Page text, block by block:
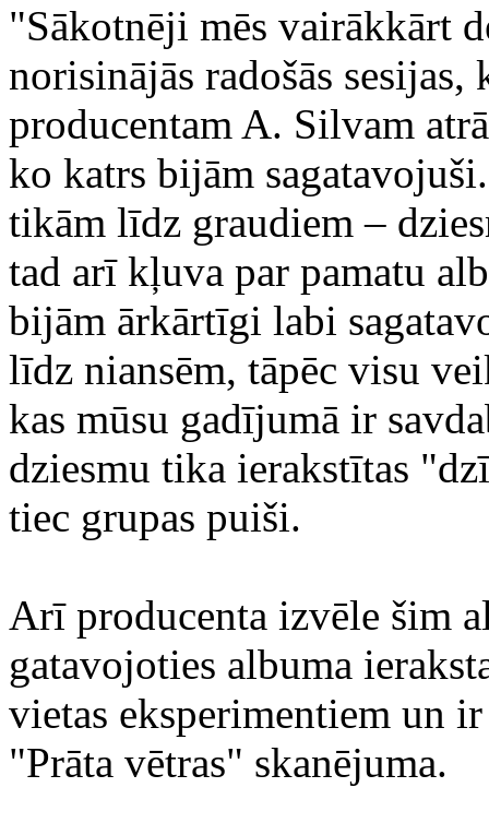
"Sākotnēji mēs vairākkārt
norisinājās radošās
producentam A. Silvam
ko katrs bijām
tikām līdz graudiem –
tad arī kļuva par pamatu
bijām ārkārtīgi labi
līdz niansēm, tāpēc visu
kas mūsu gadījumā ir
dziesmu tika ierakstītas
tiec grupas puiši.
Arī producenta izvēle šim
gatavojoties albuma
vietas eksperimentiem un
"Prāta vētras" skanējuma.